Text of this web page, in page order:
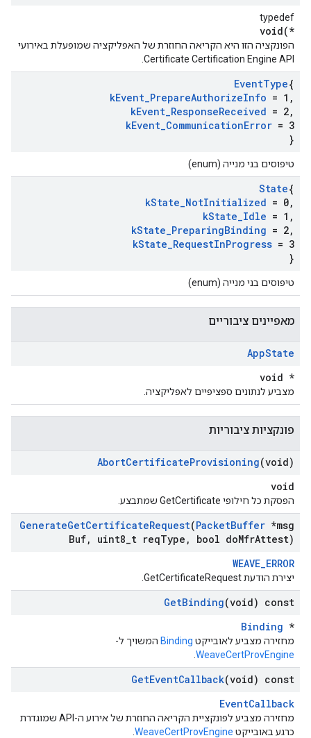
typedef
void(*
הפונקציה הזו היא הקריאה החוזרת של האפליקציה שמופעלת באירועי
Certificate Certification Engine API.
EventType{
kEvent_PrepareAuthorizeInfo = 1 ,
kEvent_ResponseReceived = 2,
kEvent_CommunicationError = 3
}
טיפוסים בני מנייה (enum)
State{
kState_NotInitialized = 0,
kState_Idle = 1 ,
kState_PreparingBinding = 2,
kState_RequestInProgress = 3
}
טיפוסים בני מנייה (enum)
מאפיינים ציבוריים
AppState
void *
מצביע לנתונים ספציפיים לאפליקציה.
פונקציות ציבוריות
AbortCertificateProvisioning(void)
void
הפסקת כל חילופי GetCertificate שמתבצע.
GenerateGetCertificateRequest(PacketBuffer *msg
Buf, uint8 t reqType , bool doMfrAttest)
WEAVE_ERROR
יצירת הודעת GetCertificateRequest.
GetBinding(void) const
Binding *
מחזירה מצביע לאובייקט Binding המשויך ל-
WeaveCertProvEngine
GetEventCallback(void) const
EventCallback
מחזירה מצביע לפונקציית הקריאה החוזרת של אירוע ה-API שמוגדרת
כרגע באובייקט WeaveCertProvEngine